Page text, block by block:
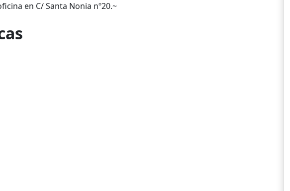
en C/ Santa Nonia nº20.~